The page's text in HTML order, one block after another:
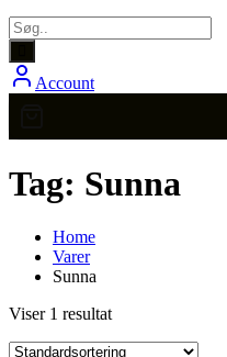
Account
Tag: Sunna
Home
Varer
Sunna
Viser 1 resultat